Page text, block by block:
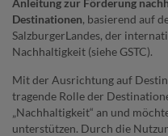
Destinationen, basierend auf
SalzburgerLandes, der
Nachhaltigkeit (siehe GSTC).
Mit der Ausrichtung auf
tragende Rolle der
„Nachhaltigkeit“ an und
unterstützen. Durch die